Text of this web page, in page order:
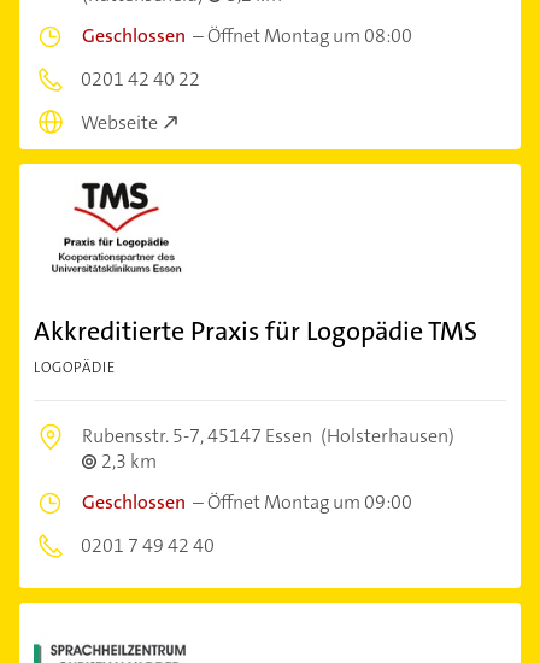
Geschlossen –Öffnet Montag um 08:00
0201 42 40 22
Webseite
Akkreditierte Praxis für Logopädie TMS
LOGOPÄDIE
Rubensstr. 5-7,45147 Essen (Holsterhausen)
2,3 km
Geschlossen –Öffnet Montag um 09:00
0201 7 49 42 40